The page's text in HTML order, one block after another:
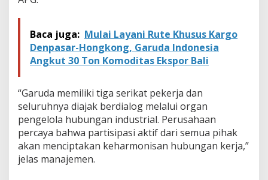
Baca juga: Mulai Layani Rute Khusus Kargo
Denpasar-Hongkong, Garuda Indonesia
Angkut 30 Ton Komoditas Ekspor Bali
“Garuda memiliki tiga serikat pekerja dan
seluruhnya diajak berdialog melalui organ
pengelola hubungan industrial. Perusahaan
percaya bahwa partisipasi aktif dari semua pihak
akan menciptakan keharmonisan hubungan kerja,”
jelas manajemen.